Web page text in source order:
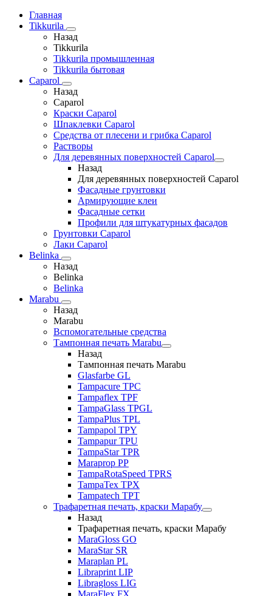
Главная
Tikkurila
Назад
Tikkurila
Tikkurila промышленная
Tikkurila бытовая
Caparol
Назад
Caparol
Краски Caparol
Шпаклевки Caparol
Средства от плесени и грибка Caparol
Растворы
Для деревянных поверхностей Caparol
Назад
Для деревянных поверхностей Caparol
Фасадные грунтовки
Армирующие клеи
Фасадные сетки
Профили для штукатурных фасадов
Грунтовки Caparol
Лаки Caparol
Belinka
Назад
Belinka
Belinka
Marabu
Назад
Marabu
Вспомогательные средства
Тампонная печать Marabu
Назад
Тампонная печать Marabu
Glasfarbe GL
Tampacure TPC
Tampaflex TPF
TampaGlass TPGL
TampaPlus TPL
Tampapol TPY
Tampapur TPU
TampaStar TPR
Maraprop PP
TampaRotaSpeed TPRS
TampaTex TPX
Tampatech TPT
Трафаретная печать, краски Марабу
Назад
Трафаретная печать, краски Марабу
MaraGloss GO
MaraStar SR
Maraplan PL
Libraprint LIP
Libragloss LIG
MaraFlex FX